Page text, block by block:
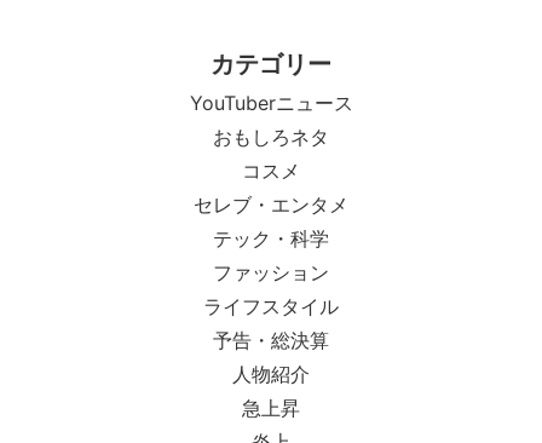
カテゴリー
YouTuberニュース
おもしろネタ
コスメ
セレブ・エンタメ
テック・科学
ファッション
ライフスタイル
予告・総決算
人物紹介
急上昇